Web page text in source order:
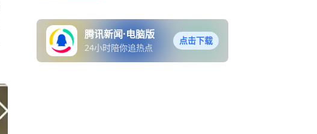
腾讯新闻·电脑版
24小时陪你追热点
点击下载